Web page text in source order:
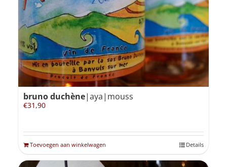
bruno duchène|aya|mouss
€31,90
Toevoegen aan winkelwagen Details